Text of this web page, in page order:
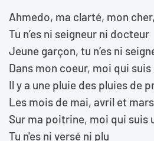
Ahmedo, ma clarté, mon cher,
Tu n’es ni seigneur ni docteur
Jeune garçon, tu n’es ni
Dans mon coeur, moi qui suis
Il y a une pluie des pluies de
Les mois de mai, avril et mars
Sur ma poitrine, moi qui suis
Tu n'es ni versé ni plu